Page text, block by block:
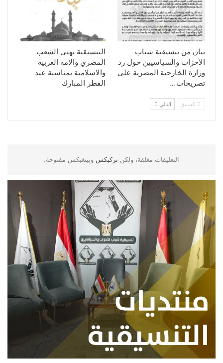
التنسيقية تهنئ الشعب
المصري والامة العربية
والاسلامية بمناسبة عيد
الفطر المبارك
بيان من تنسيقية شباب
الأحزاب والسياسيين حول رد
وزارة الخارجية المصرية على
تصريحات…
السابق التالي
التعليقات مغلقة، ولكن تركبكس وبينغبكس مفتوحة.